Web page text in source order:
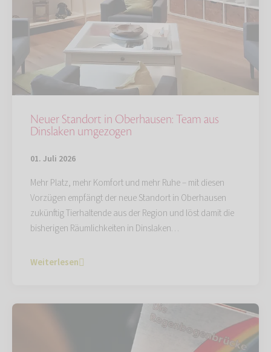
Neuer Standort in Oberhausen: Team aus
Dinslaken umgezogen
01. Juli 2026
Mehr Platz, mehr Komfort und mehr Ruhe – mit diesen
Vorzügen empfängt der neue Standort in Oberhausen
zukünftig Tierhaltende aus der Region und löst damit die
bisherigen Räumlichkeiten in Dinslaken…
Weiterlesen